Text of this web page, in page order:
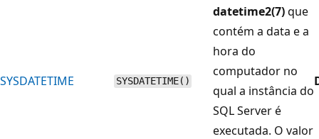
SYSDATETIME SYSDATETIME()
datetime2(7)que
contém a data e a
hora do
computador no
qual a instância do
SQL Server é
executada. O valor